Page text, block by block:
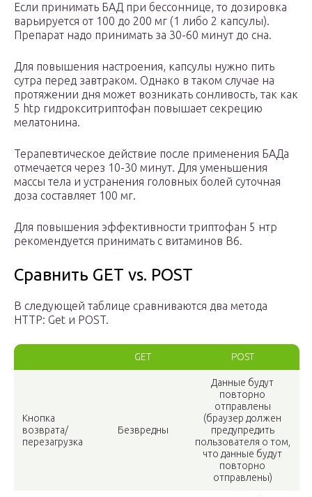
Если принимать БАД при бессоннице, то дозировка
варьируется от 100 до 200 мг (1 либо 2 капсулы).
Препарат надо принимать за 30-60 минут до сна.
Для повышения настроения, капсулы нужно пить
сутра перед завтраком. Однако в таком случае на
протяжении дня может возникать сонливость, так как
5 htp гидрокситриптофан повышает секрецию
мелатонина.
Терапевтическое действие после применения БАДа
отмечается через 10-30 минут. Для уменьшения
массы тела и устранения головных болей суточная
доза составляет 100 мг.
Для повышения эффективности триптофан 5 нтр
рекомендуется принимать с витаминов В6.
Сравнить GET vs. POST
В следующей таблице сравниваются два метода
HTTP: Get и POST.
GET POST
Кнопка
возврата/
перезагрузка
Безвредны
Данные будут
повторно
отправлены
(браузер должен
предупредить
пользователя о том,
что данные будут
повторно
отправлены)